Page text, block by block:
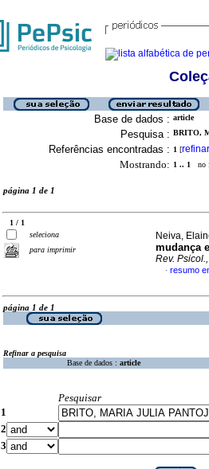
Base de dados : article
Pesquisa : BRITO,
Referências encontradas : 1 [refinar
Mostrando: 1 .. 1 no
página 1 de 1
1 / 1
seleciona
para imprimir
Neiva,
mudança
Rev.
· resumo
página 1 de 1
Refinar a pesquisa
Base de dados : article
Pesquisar
1
2
3